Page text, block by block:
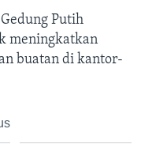
Putih
meningkatkan
buatan di kantor-